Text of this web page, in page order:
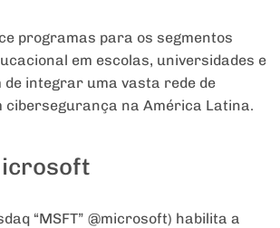
programas para os segmentos
em escolas, universidades e
de integrar uma vasta rede de
cibersegurança na América Latina.
“MSFT” @microsoft) habilita a